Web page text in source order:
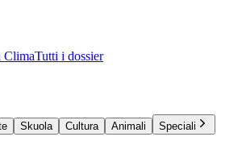
ClimaTutti i dossier
Skuola Cultura Animali
Speciali